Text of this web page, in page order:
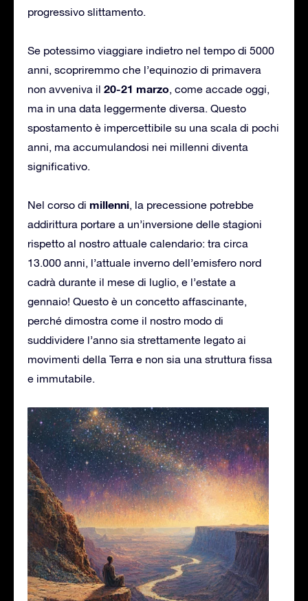
progressivo slittamento.
Se potessimo viaggiare indietro nel tempo di 5000
anni, scopriremmo che l’equinozio di primavera
non avveniva il 20-21 marzo, come accade oggi,
ma in una data leggermente diversa. Questo
spostamento è impercettibile su una scala di pochi
anni, ma accumulandosi nei millenni diventa
significativo.
Nel corso di millenni, la precessione potrebbe
addirittura portare a un’inversione delle stagioni
rispetto al nostro attuale calendario: tra circa
13.000 anni, l’attuale inverno dell’emisfero nord
cadrà durante il mese di luglio, e l’estate a
gennaio! Questo è un concetto affascinante,
perché dimostra come il nostro modo di
suddividere l’anno sia strettamente legato ai
movimenti della Terra e non sia una struttura fissa
e immutabile.